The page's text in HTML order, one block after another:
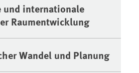
und internationale
Raumentwicklung
Wandel und Planung